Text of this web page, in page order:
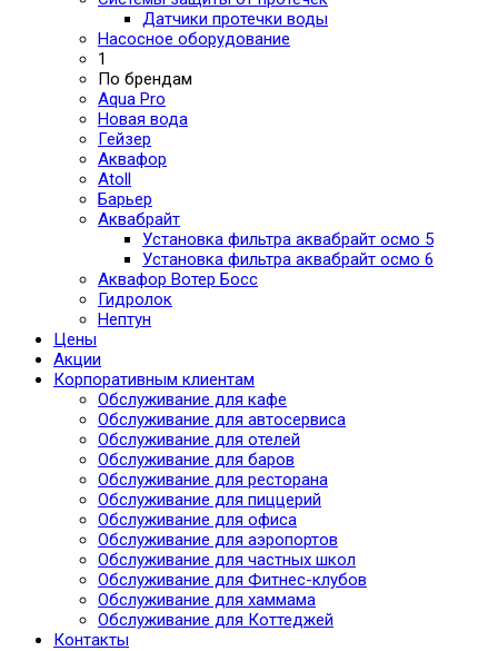
Датчики протечки воды
Насосное оборудование
1
По брендам
Aqua Pro
Новая вода
Гейзер
Аквафор
Atoll
Барьер
Аквабрайт
Установка фильтра аквабрайт осмо 5
Установка фильтра аквабрайт осмо 6
Аквафор Вотер Босс
Гидролок
Нептун
Цены
Акции
Корпоративным клиентам
Обслуживание для кафе
Обслуживание для автосервиса
Обслуживание для отелей
Обслуживание для баров
Обслуживание для ресторана
Обслуживание для пиццерий
Обслуживание для офиса
Обслуживание для аэропортов
Обслуживание для частных школ
Обслуживание для Фитнес-клубов
Обслуживание для хаммама
Обслуживание для Коттеджей
Контакты